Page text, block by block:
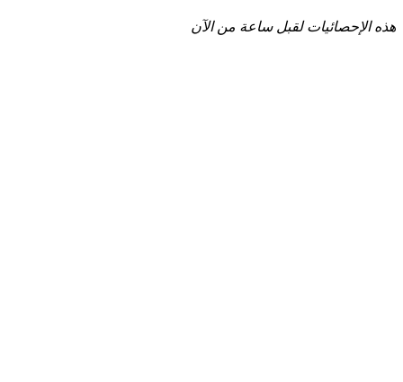
هذه الإحصائيات لقبل ساعة من الآن